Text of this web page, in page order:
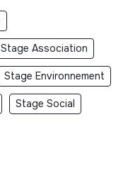
Stage Association
Stage Environnement
Stage Social